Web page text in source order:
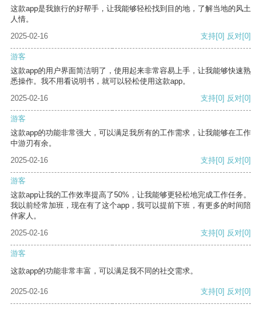
这款app是我旅行的好帮手，让我能够轻松找到目的地，了解当地的风土
人情。
2025-02-16
支持[0] 反对[0]
游客
这款app的用户界面简洁明了，使用起来非常容易上手，让我能够快速熟
悉操作。我不用看说明书，就可以轻松使用这款app。
2025-02-16
支持[0] 反对[0]
游客
这款app的功能非常强大，可以满足我所有的工作需求，让我能够在工作
中游刃有余。
2025-02-16
支持[0] 反对[0]
游客
这款app让我的工作效率提高了50%，让我能够更轻松地完成工作任务。
我以前经常加班，现在有了这个app，我可以提前下班，有更多的时间陪
伴家人。
2025-02-16
支持[0] 反对[0]
游客
这款app的功能非常丰富，可以满足我不同的社交需求。
2025-02-16 支持[0] 反对[0]